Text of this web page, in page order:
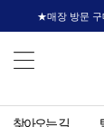
★매장 방문 구
찾아오는 길